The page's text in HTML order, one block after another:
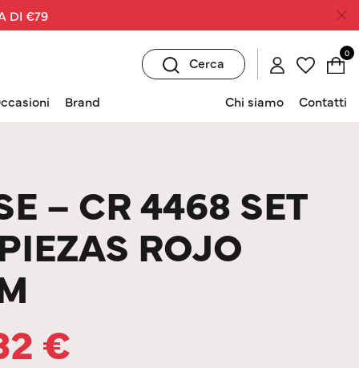
DI €79
Cerca
0
Brand Chi siamo Contatti
– CR 4468 SET
ROJO
€